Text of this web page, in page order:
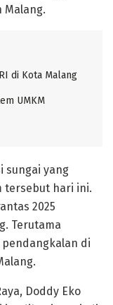
Malang.
di Kota Malang
UMKM
sungai yang
tersebut hari ini.
2025
Terutama
di
Doddy Eko